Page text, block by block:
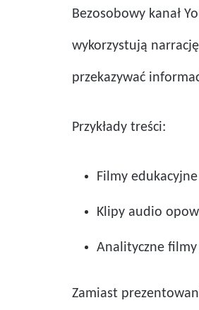
Bezosobowy kanał
wykorzystują
przekazywać
Przykłady treści:
Filmy
Klipy audio
Analityczne
Zamiast